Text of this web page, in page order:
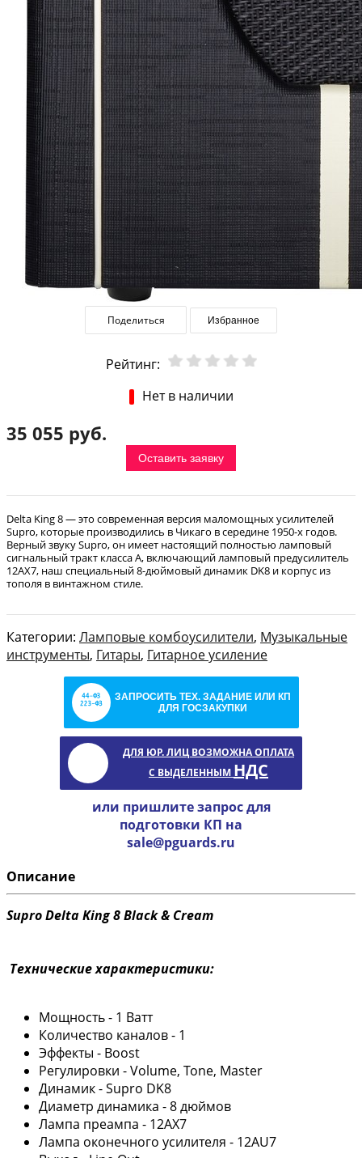
Поделиться Избранное
Рейтинг:
Нет в наличии
35 055 руб.
Оставить заявку
Delta King 8 — это современная версия маломощных усилителей
Supro, которые производились в Чикаго в середине 1950-х годов.
Верный звуку Supro, он имеет настоящий полностью ламповый
сигнальный тракт класса А, включающий ламповый предусилитель
12AX7, наш специальный 8-дюймовый динамик DK8 и корпус из
тополя в винтажном стиле.
Категории: Ламповые комбоусилители, Музыкальные
инструменты, Гитары, Гитарное усиление
ЗАПРОСИТЬ ТЕХ. ЗАДАНИЕ ИЛИ КП
ДЛЯ ГОСЗАКУПКИ
ДЛЯ ЮР. ЛИЦ ВОЗМОЖНА ОПЛАТА
С ВЫДЕЛЕННЫМ НДС
или пришлите запрос для
подготовки КП на
sale@pguards.ru
Описание
Supro Delta King 8 Black & Cream
Технические характеристики:
Мощность - 1 Ватт
Количество каналов - 1
Эффекты - Boost
Регулировки - Volume, Tone, Master
Динамик - Supro DK8
Диаметр динамика - 8 дюймов
Лампа преампа - 12AX7
Лампа оконечного усилителя - 12AU7